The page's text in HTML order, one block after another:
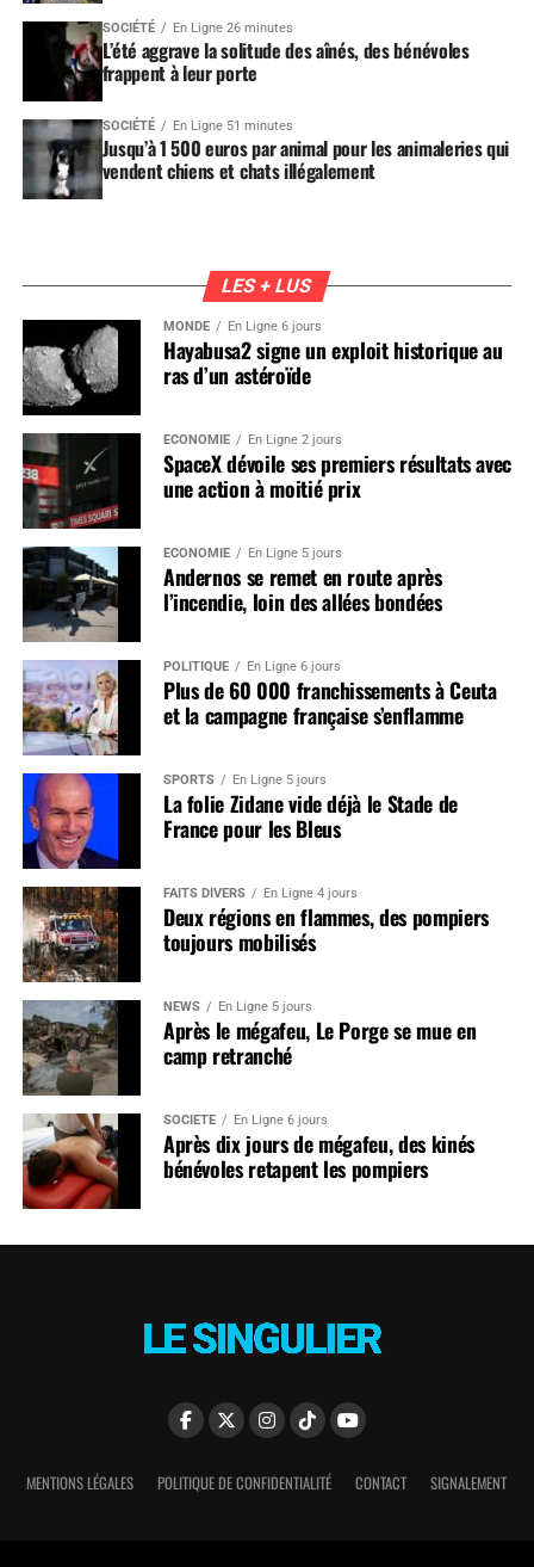
SOCIÉTÉ En Ligne 26 minutes
L’été aggrave la solitude des aînés, des bénévoles
frappent à leur porte
SOCIÉTÉ En Ligne 51 minutes
Jusqu’à 1 500 euros par animal pour les animaleries qui
vendent chiens et chats illégalement
LES + LUS
MONDE En Ligne 6 jours
Hayabusa2 signe un exploit historique au
ras d’un astéroïde
ÉCONOMIE En Ligne 2 jours
SpaceX dévoile ses premiers résultats avec
une action à moitié prix
ÉCONOMIE En Ligne 5 jours
Andernos se remet en route après
l’incendie, loin des allées bondées
POLITIQUE En Ligne 6 jours
Plus de 60 000 franchissements à Ceuta
et la campagne française s’enflamme
SPORTS En Ligne 5 jours
La folie Zidane vide déjà le Stade de
France pour les Bleus
FAITS DIVERS En Ligne 4 jours
Deux régions en flammes, des pompiers
toujours mobilisés
NEWS En Ligne 5 jours
Après le mégafeu, Le Porge se mue en
camp retranché
SOCIÉTÉ En Ligne 6 jours
Après dix jours de mégafeu, des kinés
bénévoles retapent les pompiers
MENTIONS LÉGALES POLITIQUE DE CONFIDENTIALITÉ CONTACT SIGNALEMENT